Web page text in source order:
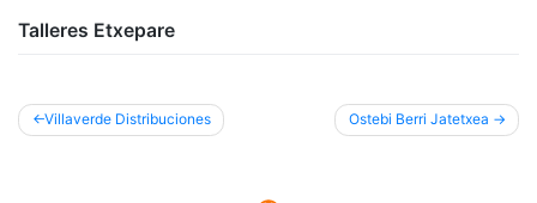
Talleres Etxepare
Villaverde Distribuciones Ostebi Berri Jatetxea